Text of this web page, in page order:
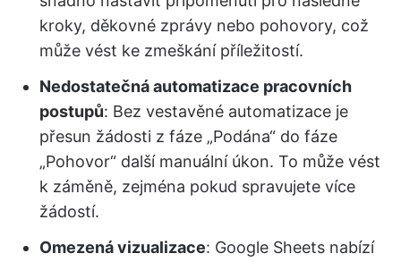
kroky, děkovné zprávy nebo pohovory, což
může vést ke zmeškání příležitostí.
Nedostatečná automatizace pracovních
postupů: Bez vestavěné automatizace je
přesun žádosti z fáze „Podána“ do fáze
„Pohovor“ další manuální úkon. To může vést
k záměně, zejména pokud spravujete více
žádostí.
Omezená vizualizace: Google Sheets nabízí